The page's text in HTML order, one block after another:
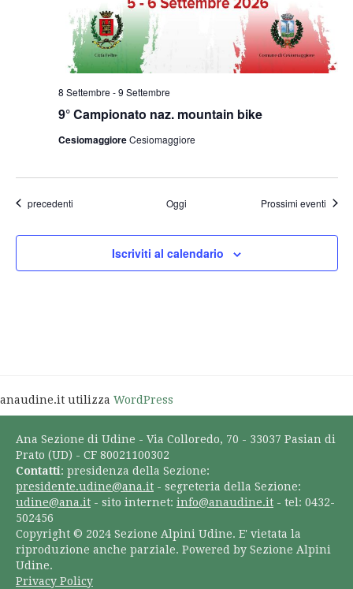
9° Campionato naz. mountain bike
8 Settembre -9 Settembre
CesiomaggioreCesiomaggiore
Eventi
precedenti Oggi Prossimi eventi
Iscriviti al calendario
anaudine.it utilizza WordPress
Ana Sezione di Udine - Via Colloredo, 70 - 33037 Pasian di
Prato (UD) - CF 80021100302
Contatti: presidenza della Sezione:
presidente.udine@ana.it - segreteria della Sezione:
udine@ana.it - sito internet: info@anaudine.it - tel: 0432-
502456
Copyright © 2024 Sezione Alpini Udine. E' vietata la
riproduzione anche parziale. Powered by Sezione Alpini
Udine.
Privacy Policy